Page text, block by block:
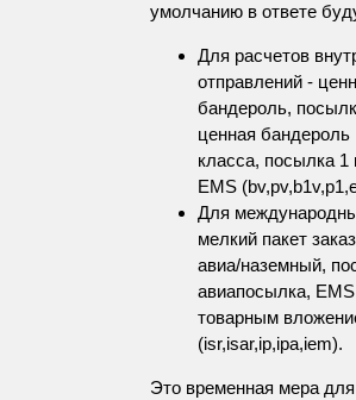
умолчанию в ответе
Для расчетов
отправлений -
бандероль,
ценная бандероль
класса, посылка 1
EMS
Для
мелкий пакет
авиа/наземный,
авиапосылка,
товарным
(isr,isar,ip,ipa,iem).
Это временная мера для